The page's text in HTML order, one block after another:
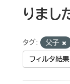
りまし
タグ: 父子
フィルタ結果